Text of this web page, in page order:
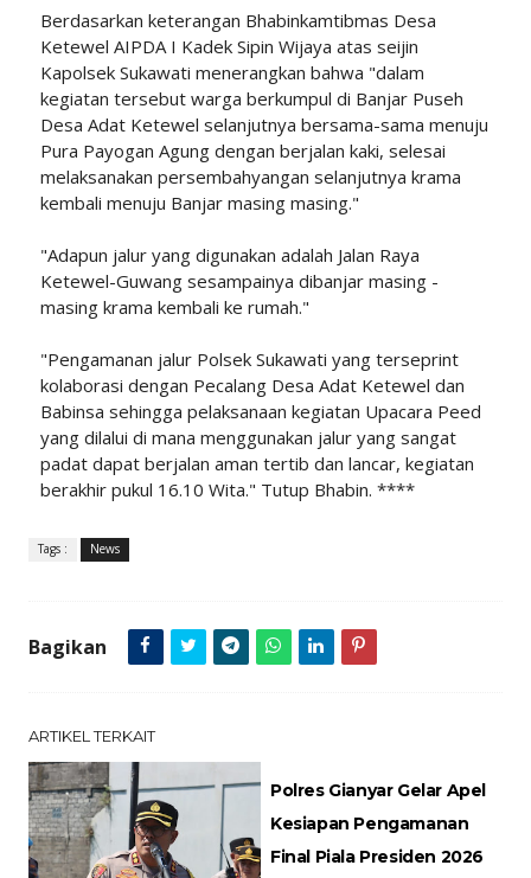
Berdasarkan keterangan Bhabinkamtibmas Desa
Ketewel AIPDA I Kadek Sipin Wijaya atas seijin
Kapolsek Sukawati menerangkan bahwa "dalam
kegiatan tersebut warga berkumpul di Banjar Puseh
Desa Adat Ketewel selanjutnya bersama-sama menuju
Pura Payogan Agung dengan berjalan kaki, selesai
melaksanakan persembahyangan selanjutnya krama
kembali menuju Banjar masing masing."
"Adapun jalur yang digunakan adalah Jalan Raya
Ketewel-Guwang sesampainya dibanjar masing -
masing krama kembali ke rumah."
"Pengamanan jalur Polsek Sukawati yang terseprint
kolaborasi dengan Pecalang Desa Adat Ketewel dan
Babinsa sehingga pelaksanaan kegiatan Upacara Peed
yang dilalui di mana menggunakan jalur yang sangat
padat dapat berjalan aman tertib dan lancar, kegiatan
berakhir pukul 16.10 Wita." Tutup Bhabin. ****
Tags : News
Bagikan
ARTIKEL TERKAIT
Polres Gianyar Gelar Apel
Kesiapan Pengamanan
Final Piala Presiden 2026